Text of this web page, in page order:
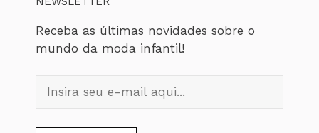
Receba as últimas novidades sobre o
mundo da moda infantil!